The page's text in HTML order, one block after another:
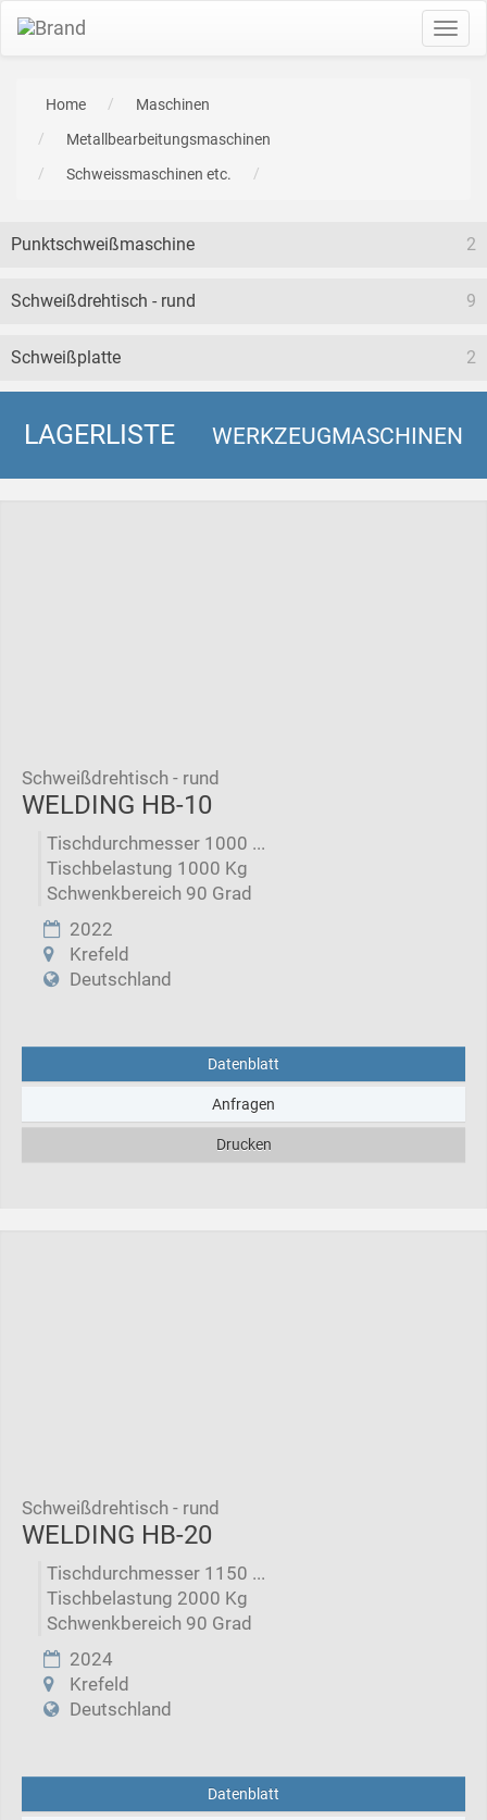
Home
Maschinen
Metallbearbeitungsmaschinen
Schweissmaschinen etc.
Punktschweißmaschine 2
Schweißdrehtisch - rund 9
Schweißplatte 2
LAGERLISTE WERKZEUGMASCHINEN
Schweißdrehtisch - rund
WELDING HB-10
Tischdurchmesser 1000 ...
Tischbelastung 1000 Kg
Schwenkbereich 90 Grad
2022
Krefeld
Deutschland
Datenblatt
Anfragen
Drucken
Schweißdrehtisch - rund
WELDING HB-20
Tischdurchmesser 1150 ...
Tischbelastung 2000 Kg
Schwenkbereich 90 Grad
2024
Krefeld
Deutschland
Datenblatt